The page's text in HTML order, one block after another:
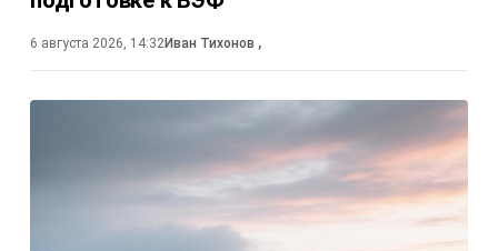
6 августа 2026, 14:32Иван Тихонов ,